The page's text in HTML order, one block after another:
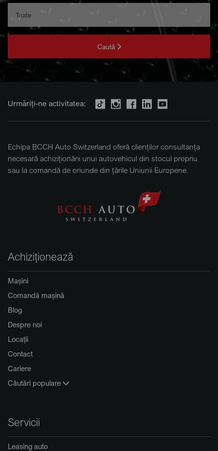
Caută
Urmăriți-ne activitatea:
Echipa BCCH Auto Switzerland oferă clienților consultanța
necesară achiziționării unui autovehicul din stocul propriu
sau la comandă de oriunde din țările Uniunii Europene.
Achiziționează
Mașini
Comandă mașină
Blog
Despre noi
Locații
Contact
Cariere
Căutări populare
Servicii
Leasing auto